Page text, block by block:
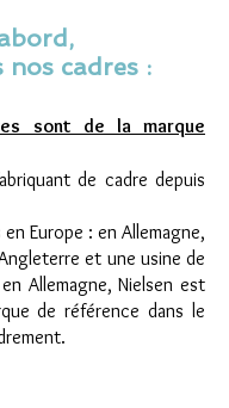
nos cadres :
sont de la marque
de cadre depuis
Europe : en Allemagne,
et une usine de
Allemagne, Nielsen est
de référence dans le